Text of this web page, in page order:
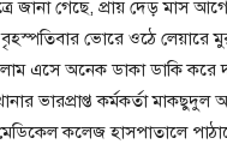
জানা গেছে, প্রায় দেড় মাস
ভোরে ওঠে লেয়ারে
এসে অনেক ডাকা ডাকি করে
ভারপ্রাপ্ত কর্মকর্তা
মেডিকেল কলেজ হাসপাতালে